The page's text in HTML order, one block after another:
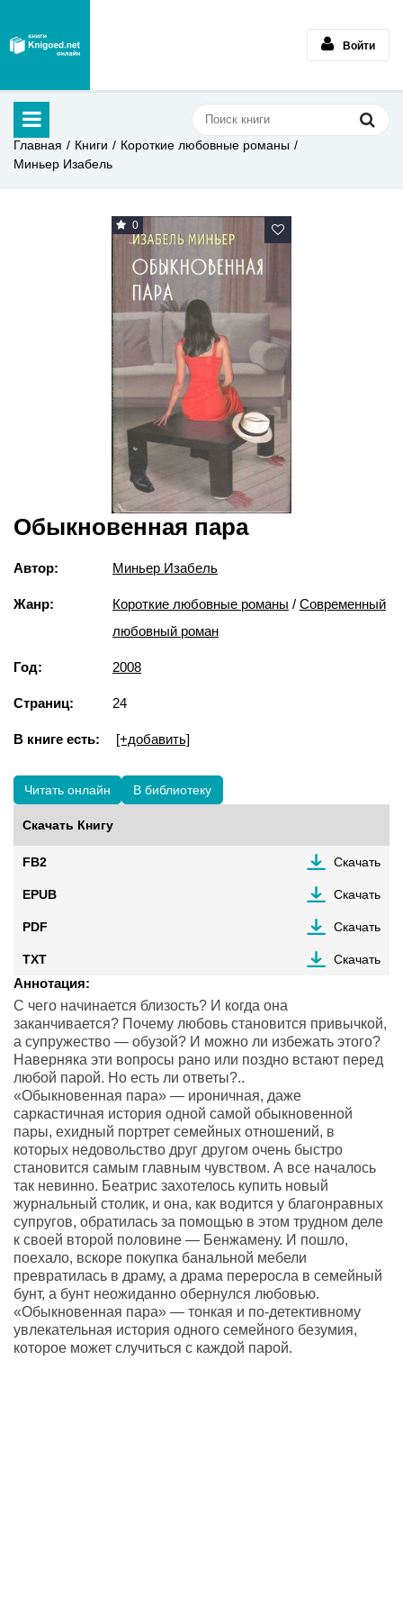
Войти
Главная Книги
Короткие любовные романы
Миньер Изабель
0
Обыкновенная пара
Автор: Миньер Изабель
Жанр: Короткие любовные романы / Современный
любовный роман
Год: 2008
Страниц: 24
В книге есть: [+добавить]
Читать онлайн В библиотеку
Скачать Книгу
FB2 Скачать
EPUB Скачать
PDF Скачать
TXT Скачать
Аннотация:
С чего начинается близость? И когда она
заканчивается? Почему любовь становится привычкой,
а супружество — обузой? И можно ли избежать этого?
Наверняка эти вопросы рано или поздно встают перед
любой парой. Но есть ли ответы?..
«Обыкновенная пара» — ироничная, даже
саркастичная история одной самой обыкновенной
пары, ехидный портрет семейных отношений, в
которых недовольство друг другом очень быстро
становится самым главным чувством. А все началось
так невинно. Беатрис захотелось купить новый
журнальный столик, и она, как водится у благонравных
супругов, обратилась за помощью в этом трудном деле
к своей второй половине — Бенжамену. И пошло,
поехало, вскоре покупка банальной мебели
превратилась в драму, а драма переросла в семейный
бунт, а бунт неожиданно обернулся любовью.
«Обыкновенная пара» — тонкая и по-детективному
увлекательная история одного семейного безумия,
которое может случиться с каждой парой.